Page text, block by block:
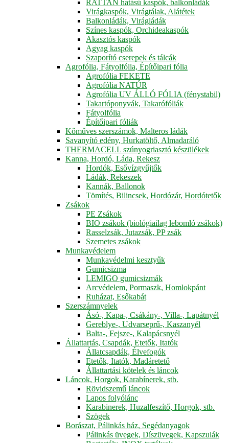
RATTAN hatású kaspók, balkonládák
Virágkaspók, Virágtálak, Alátétek
Balkonládák, Virágládák
Színes kaspók, Orchideakaspók
Akasztós kaspók
Agyag kaspók
Szaporító cserepek és tálcák
Agrofólia, Fátyolfólia, Építőipari fólia
Agrofólia FEKETE
Agrofólia NATÚR
Agrofólia UV ÁLLÓ FÓLIA (fénystabil)
Takartóponyvák, Takarófóliák
Fátyolfólia
Építőipari fóliák
Kőműves szerszámok, Malteros ládák
Savanyító edény, Hurkatöltő, Almadaráló
THERMACELL szúnyogriasztó készülékek
Kanna, Hordó, Láda, Rekesz
Hordók, Esővízgyűjtők
Ládák, Rekeszek
Kannák, Ballonok
Tömítés, Bilincsek, Hordózár, Hordótetők
Zsákok
PE Zsákok
BIO zsákok (biológiailag lebomló zsákok)
Rasselzsák, Jutazsák, PP zsák
Szemetes zsákok
Munkavédelem
Munkavédelmi kesztyűk
Gumicsizma
LEMIGO gumicsizmák
Arcvédelem, Pormaszk, Homlokpánt
Ruházat, Esőkabát
Szerszámnyelek
Ásó-, Kapa-, Csákány-, Villa-, Lapátnyél
Gereblye-, Udvarseprű-, Kaszanyél
Balta-, Fejsze-, Kalapácsnyél
Állattartás, Csapdák, Etetők, Itatók
Állatcsapdák, Élvefogók
Etetők, Itatók, Madáretető
Állattartási kötelek és láncok
Láncok, Horgok, Karabínerek, stb.
Rövidszemű láncok
Lapos folyólánc
Karabinerek, Huzalfeszítő, Horgok, stb.
Szögek
Borászat, Pálinkás ház, Segédanyagok
Pálinkás üvegek, Díszüvegek, Kapszulák